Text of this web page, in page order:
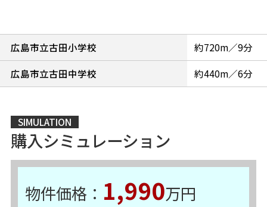
広島市立古田小学校
約720m／9分
広島市立古田中学校
約440m／6分
SIMULATION
購入シミュレーション
物件価格： 1,990万円